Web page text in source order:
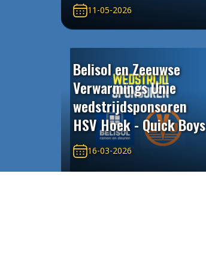
11-05-2026
Belisol en Zeeuwse
Verwarmings Unie
wedstrijdsponsoren
HSV Hoek - Quick Boys
16-03-2026